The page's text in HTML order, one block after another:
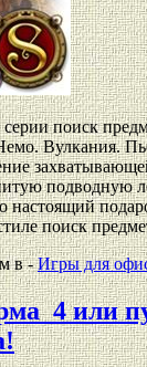
поиск
Вулкания.
подводную
настоящий
поиск
в -Игры для
или